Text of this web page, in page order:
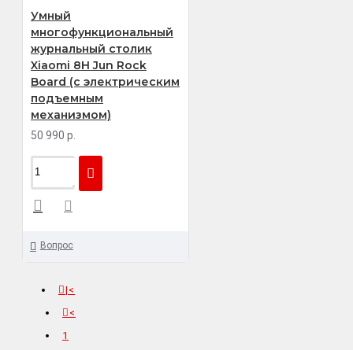
Умный
многофункциональный
журнальный столик
Xiaomi 8H Jun Rock
Board (с электрическим
подъемным
механизмом)
50 990 р.
Вопрос
|<
<
1